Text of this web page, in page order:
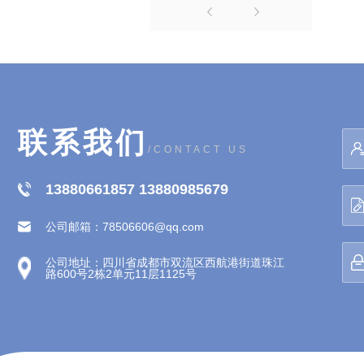
联系我们 /CONTACT US
13880661857 13880985679
公司邮箱：78506606@qq.com
公司地址：四川省成都市双流区西航港街道珠江
路600号2栋2单元11层1125号